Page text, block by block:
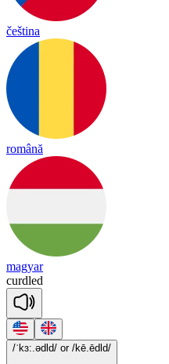
čeština
română
magyar
curdled
/ˈkɜ:.ədld/ or /kē.ēdld/